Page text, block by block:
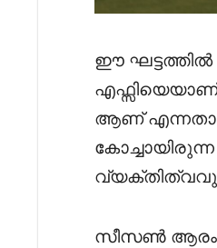
ഈ ഘട്ടത്തിൽ
ആണ് എന്നതാണ്
സീസൺ